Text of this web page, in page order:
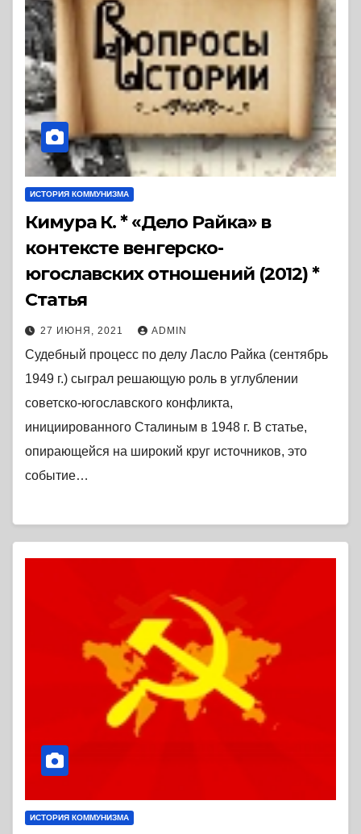
ИСТОРИЯ КОММУНИЗМА
Кимура К. * «Дело Райка» в
контексте венгерско-
югославских отношений (2012) *
Статья
27 ИЮНЯ, 2021 ADMIN
Судебный процесс по делу Ласло Райка (сентябрь
1949 г.) сыграл решающую роль в углублении
советско-югославского конфликта,
инициированного Сталиным в 1948 г. В статье,
опирающейся на широкий круг источников, это
событие…
ИСТОРИЯ КОММУНИЗМА